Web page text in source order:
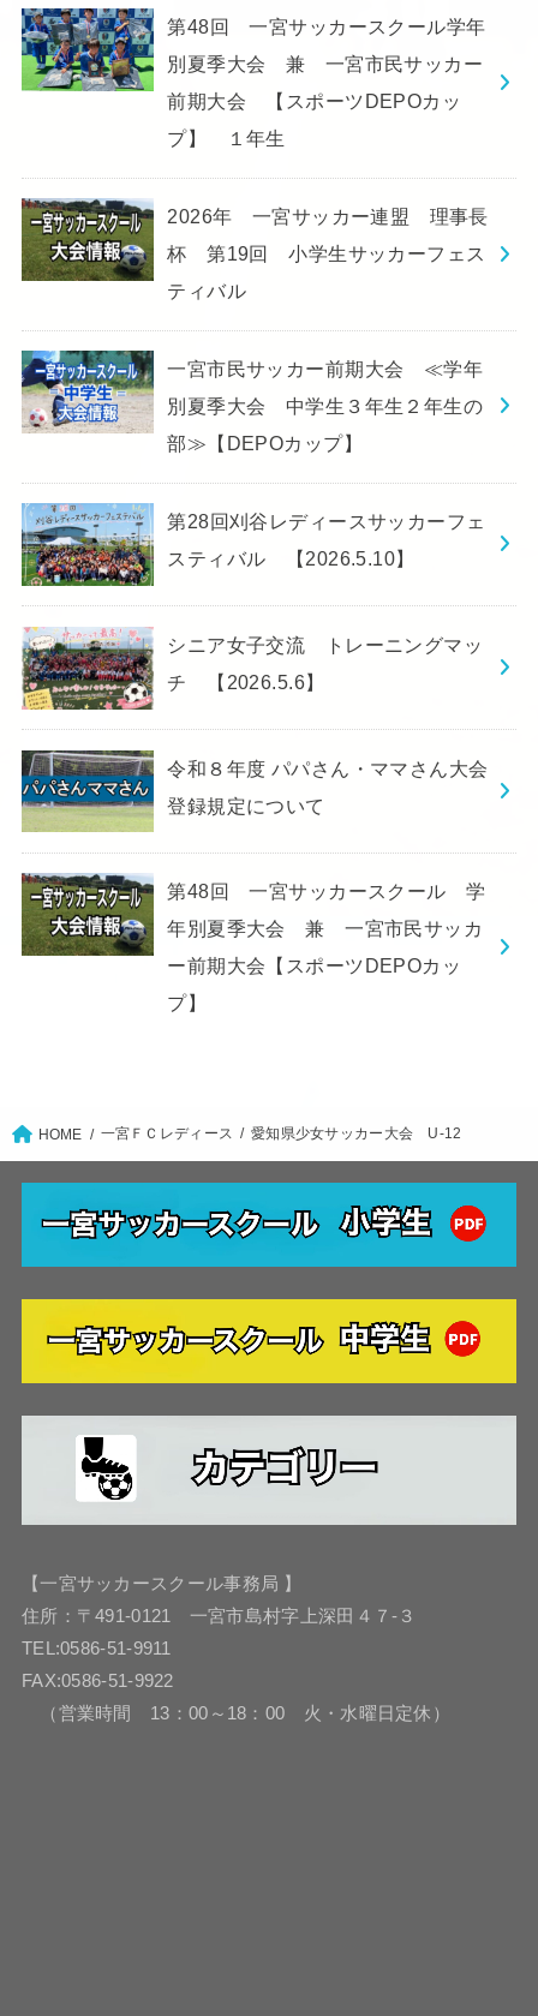
第48回 一宮サッカースクール学年
別夏季大会 兼 一宮市民サッカー
前期大会 【スポーツDEPOカッ
プ】 １年生
2026年 一宮サッカー連盟 理事長
杯 第19回 小学生サッカーフェス
ティバル
一宮市民サッカー前期大会 ≪学年
別夏季大会 中学生３年生２年生の
部≫【DEPOカップ】
第28回刈谷レディースサッカーフェ
スティバル 【2026.5.10】
シニア女子交流 トレーニングマッ
チ 【2026.5.6】
令和８年度 パパさん・ママさん大会
登録規定について
第48回 一宮サッカースクール 学
年別夏季大会 兼 一宮市民サッカ
ー前期大会【スポーツDEPOカッ
プ】
HOME 一宮ＦＣレディース 愛知県少女サッカー大会 U-12
【一宮サッカースクール事務局 】
住所：〒491-0121 一宮市島村字上深田４７-３
TEL:0586-51-9911
FAX:0586-51-9922
（営業時間 13：00～18：00 火・水曜日定休）